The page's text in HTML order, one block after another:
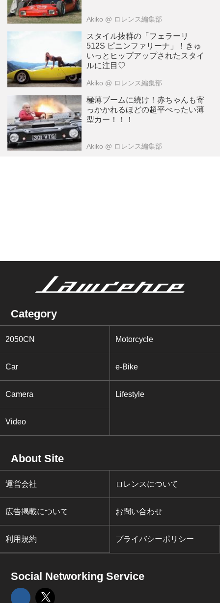
Akiko @ ロレンス編集部
スタイル抜群の「フェラーリ
512S ピニンファリーナ」！きゅ
いっとヒップアップされたスタイ
ルに注目♡
Akiko @ ロレンス編集部
極薄ブームに続け！赤ちゃんも寄
っかかれるほどの超平べったい薄
型カー！！！
Akiko @ ロレンス編集部
Category
2050CN Motorcycle
Car e-Bike
Camera Lifestyle
Video
About Site
運営会社 ロレンスについて
広告掲載について お問い合わせ
利用規約 プライバシーポリシー
Social Networking Service